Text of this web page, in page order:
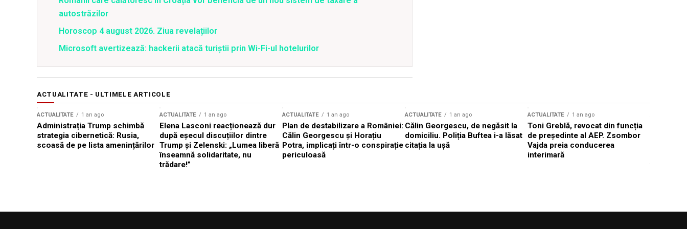
autostrăzilor
Horoscop 4 august 2026. Ziua revelațiilor
Microsoft avertizează: hackerii atacă turiștii prin Wi-Fi-ul hotelurilor
ACTUALITATE - ULTIMELE ARTICOLE
ACTUALITATE 1 an ago
Administrația Trump schimbă
strategia cibernetică: Rusia,
scoasă de pe lista amenințărilor
ACTUALITATE 1 an ago
Elena Lasconi reacționează dur
după eșecul discuțiilor dintre
Trump și Zelenski: „Lumea liberă
înseamnă solidaritate, nu
trădare!”
ACTUALITATE 1 an ago
Plan de destabilizare a României:
Călin Georgescu și Horațiu
Potra, implicați într-o conspirație
periculoasă
ACTUALITATE 1 an ago
Călin Georgescu, de negăsit la
domiciliu. Poliția Buftea i-a lăsat
citația la ușă
ACTUALITATE 1 an ago
Toni Greblă, revocat din funcția
de președinte al AEP. Zsombor
Vajda preia conducerea
interimară